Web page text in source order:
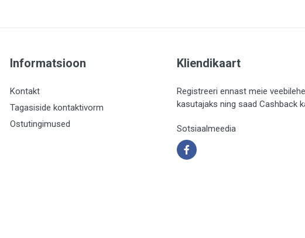
Informatsioon
Kontakt
Tagasiside kontaktivorm
Ostutingimused
Kliendikaart
Registreeri ennast meie
kasutajaks ning saad Cashback
Sotsiaalmeedia